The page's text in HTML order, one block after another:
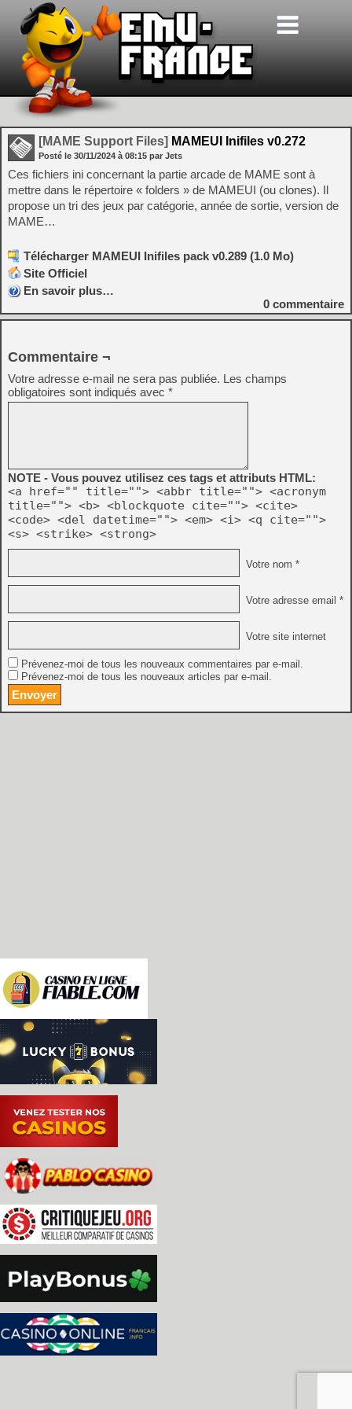
[MAME Support Files] MAMEUI Inifiles v0.272
Posté le 30/11/2024 à 08:15 par Jets
Ces fichiers ini concernant la partie arcade de MAME sont à
mettre dans le répertoire « folders » de MAMEUI (ou clones). Il
propose un tri des jeux par catégorie, année de sortie, version de
MAME…
Télécharger MAMEUI Inifiles pack v0.289 (1.0 Mo)
Site Officiel
En savoir plus…
0 commentaire
Commentaire ¬
Votre adresse e-mail ne sera pas publiée. Les champs
obligatoires sont indiqués avec *
NOTE - Vous pouvez utilisez ces tags et attributs HTML:
<a href="" title=""> <abbr title=""> <acronym
title=""> <b> <blockquote cite=""> <cite>
<code> <del datetime=""> <em> <i> <q cite="">
<s> <strike> <strong>
Votre nom *
Votre adresse email *
Votre site internet
Prévenez-moi de tous les nouveaux commentaires par e-mail.
Prévenez-moi de tous les nouveaux articles par e-mail.